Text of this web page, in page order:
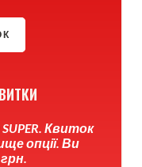
Квиток
опції. Ви